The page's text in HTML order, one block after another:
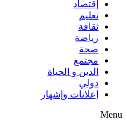
إقتصاد
تعليم
ثقافة
رياضة
صحة
مجتمع
الدين و الحياة
دولي
إعلانات وإشهار
Menu